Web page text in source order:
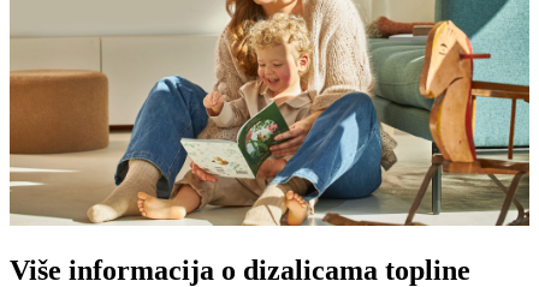
Više informacija o dizalicama topline